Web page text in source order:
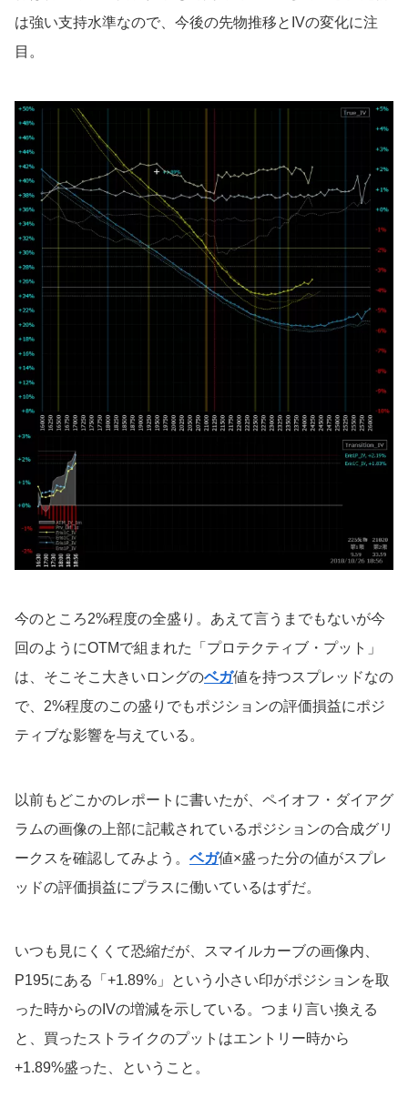
は強い支持水準なので、今後の先物推移とIVの変化に注
目。
今のところ2%程度の全盛り。あえて言うまでもないが今
回のようにOTMで組まれた「プロテクティブ・プット」
は、そこそこ大きいロングのベガ値を持つスプレッドなの
で、2%程度のこの盛りでもポジションの評価損益にポジ
ティブな影響を与えている。
以前もどこかのレポートに書いたが、ペイオフ・ダイアグ
ラムの画像の上部に記載されているポジションの合成グリ
ークスを確認してみよう。 ベガ値×盛った分の値がスプレ
ッドの評価損益にプラスに働いているはずだ。
いつも見にくくて恐縮だが、スマイルカーブの画像内、
P195にある「+1.89%」という小さい印がポジションを取
った時からのIVの増減を示している。つまり言い換える
と、買ったストライクのプットはエントリー時から
+1.89%盛った、ということ。